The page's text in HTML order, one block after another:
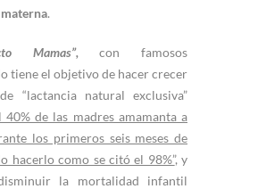
.
Mamas”, con famosos
tiene el objetivo de hacer crecer
“lactancia natural exclusiva”
40% de las madres amamanta a
los primeros seis meses de
hacerlo como se citó el 98%”, y
la mortalidad infantil